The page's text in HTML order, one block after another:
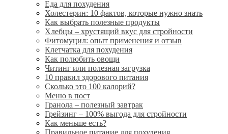
Еда для похудения
Холестерин: 10 фактов, которые нужно знать
Как выбрать полезные продукты
Хлебцы – хрустящий вкус для стройности
Фитомуцил: опыт применения и отзыв
Клетчатка для похудения
Как полюбить овощи
Читинг или полезная загрузка
10 правил здорового питания
Сколько это 100 калорий?
Меню в пост
Гранола – полезный завтрак
Грейзинг – 100% выгода для стройности
Как меньше есть?
Правильное питание для похудения